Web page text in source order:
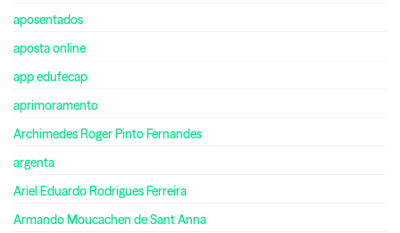
aposentados
aposta online
app edufecap
aprimoramento
Archimedes Roger Pinto Fernandes
argenta
Ariel Eduardo Rodrigues Ferreira
Armando Moucachen de Sant Anna